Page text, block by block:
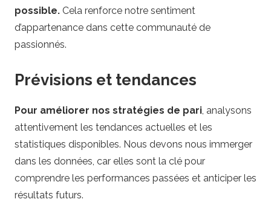
possible. Cela renforce notre sentiment
d’appartenance dans cette communauté de
passionnés.
Prévisions et tendances
Pour améliorer nos stratégies de pari, analysons
attentivement les tendances actuelles et les
statistiques disponibles. Nous devons nous immerger
dans les données, car elles sont la clé pour
comprendre les performances passées et anticiper les
résultats futurs.